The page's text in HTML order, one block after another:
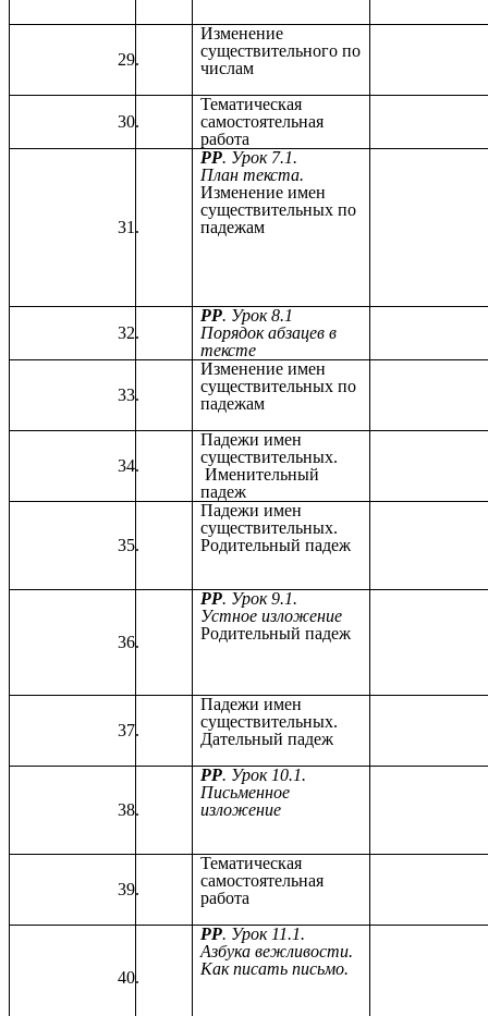
Изменение
существительного по
числам
Тематическая
самостоятельная
работа
РР. Урок 7.1.
План текста.
Изменение имен
существительных по
падежам
РР. Урок 8.1
Порядок абзацев в
тексте
Изменение имен
существительных по
падежам
Падежи имен
существительных.
Именительный
падеж
Падежи имен
существительных.
Родительный падеж
РР. Урок 9.1.
Устное изложение
Родительный падеж
Падежи имен
существительных.
Дательный падеж
РР. Урок 10.1.
Письменное
изложение
Тематическая
самостоятельная
работа
РР. Урок 11.1.
Азбука вежливости.
Как писать письмо.